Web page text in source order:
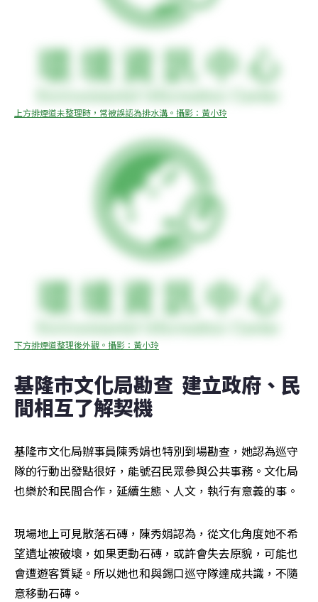
上方排煙道未整理時，常被誤認為排水溝。攝影：黃小玲
下方排煙道整理後外觀。攝影：黃小玲
基隆市文化局勘查  建立政府、民
間相互了解契機
基隆市文化局辦事員陳秀娟也特別到場勘查，她認為巡守
隊的行動出發點很好，能號召民眾參與公共事務。文化局
也樂於和民間合作，延續生態、人文，執行有意義的事。
現場地上可見散落石磚，陳秀娟認為，從文化角度她不希
望遺址被破壞，如果更動石磚，或許會失去原貌，可能也
會遭遊客質疑。所以她也和與錫口巡守隊達成共識，不隨
意移動石磚。